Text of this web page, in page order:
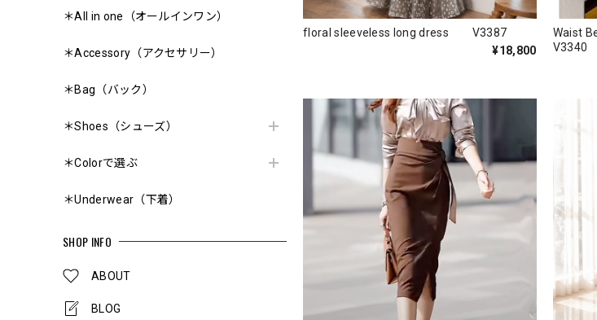
＊All in one（オールインワン）
＊Accessory（アクセサリー）
＊Bag（バック）
＊Shoes（シューズ）
＊Colorで選ぶ
＊Underwear（下着）
SHOP INFO
ABOUT
BLOG
floral sleeveless long dress V3387
¥18,800
Waist
V3340